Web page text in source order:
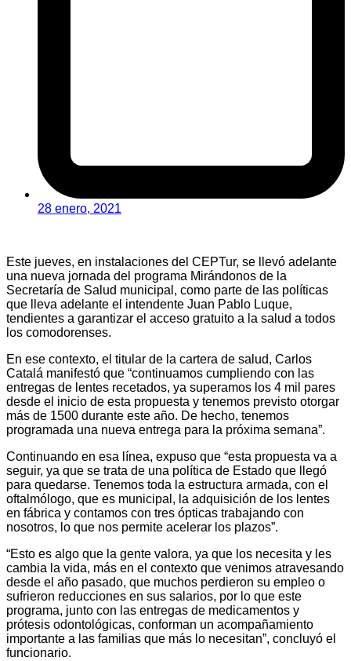
28 enero, 2021
Este jueves, en instalaciones del CEPTur, se llevó adelante
una nueva jornada del programa Mirándonos de la
Secretaría de Salud municipal, como parte de las políticas
que lleva adelante el intendente Juan Pablo Luque,
tendientes a garantizar el acceso gratuito a la salud a todos
los comodorenses.
En ese contexto, el titular de la cartera de salud, Carlos
Catalá manifestó que “continuamos cumpliendo con las
entregas de lentes recetados, ya superamos los 4 mil pares
desde el inicio de esta propuesta y tenemos previsto otorgar
más de 1500 durante este año. De hecho, tenemos
programada una nueva entrega para la próxima semana”.
Continuando en esa línea, expuso que “esta propuesta va a
seguir, ya que se trata de una política de Estado que llegó
para quedarse. Tenemos toda la estructura armada, con el
oftalmólogo, que es municipal, la adquisición de los lentes
en fábrica y contamos con tres ópticas trabajando con
nosotros, lo que nos permite acelerar los plazos”.
“Esto es algo que la gente valora, ya que los necesita y les
cambia la vida, más en el contexto que venimos atravesando
desde el año pasado, que muchos perdieron su empleo o
sufrieron reducciones en sus salarios, por lo que este
programa, junto con las entregas de medicamentos y
prótesis odontológicas, conforman un acompañamiento
importante a las familias que más lo necesitan”, concluyó el
funcionario.